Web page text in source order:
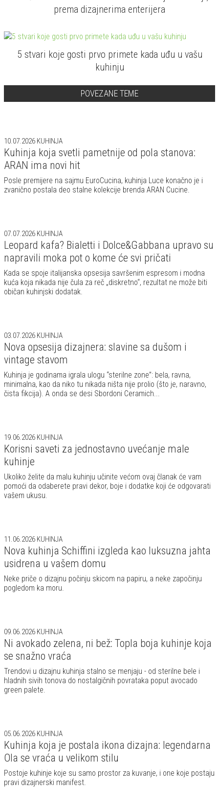
prema dizajnerima enterijera
5 stvari koje gosti prvo primete kada uđu u vašu
kuhinju
POVEZANE TEME
10.07.2026 KUHINJA
Kuhinja koja svetli pametnije od pola stanova:
ARAN ima novi hit
Posle premijere na sajmu EuroCucina, kuhinja Luce konačno je i
zvanično postala deo stalne kolekcije brenda ARAN Cucine.
07.07.2026 KUHINJA
Leopard kafa? Bialetti i Dolce&Gabbana upravo su
napravili moka pot o kome će svi pričati
Kada se spoje italijanska opsesija savršenim espresom i modna
kuća koja nikada nije čula za reč „diskretno“, rezultat ne može biti
običan kuhinjski dodatak.
03.07.2026 KUHINJA
Nova opsesija dizajnera: slavine sa dušom i
vintage stavom
Kuhinja je godinama igrala ulogu “sterilne zone”: bela, ravna,
minimalna, kao da niko tu nikada ništa nije prolio (što je, naravno,
čista fikcija). A onda se desi Sbordoni Ceramich...
19.06.2026 KUHINJA
Korisni saveti za jednostavno uvećanje male
kuhinje
Ukoliko želite da malu kuhinju učinite većom ovaj članak će vam
pomoći da odaberete pravi dekor, boje i dodatke koji će odgovarati
vašem ukusu.
11.06.2026 KUHINJA
Nova kuhinja Schiffini izgleda kao luksuzna jahta
usidrena u vašem domu
Neke priče o dizajnu počinju skicom na papiru, a neke započinju
pogledom ka moru.
09.06.2026 KUHINJA
Ni avokado zelena, ni bež: Topla boja kuhinje koja
se snažno vraća
Trendovi u dizajnu kuhinja stalno se menjaju - od sterilne bele i
hladnih sivih tonova do nostalgičnih povrataka poput avocado
green palete.
05.06.2026 KUHINJA
Kuhinja koja je postala ikona dizajna: legendarna
Ola se vraća u velikom stilu
Postoje kuhinje koje su samo prostor za kuvanje, i one koje postaju
pravi dizajnerski manifest.